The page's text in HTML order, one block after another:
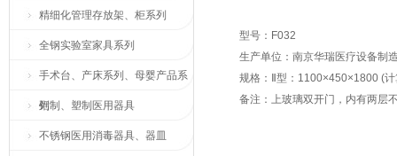
精细化管理存放架、柜系列
全钢实验室家具系列
手术台、产床系列、母婴产品系
列
铝制、塑制医用器具
不锈钢医用消毒器具、器皿
型号：F032
生产单位：南京华瑞医疗设备
规格：Ⅱ型：1100×450×1800 (
备注：上玻璃双开门，内有两层